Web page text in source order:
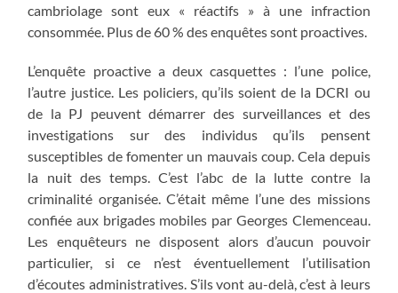
cambriolage sont eux « réactifs » à une infraction
consommée. Plus de 60 % des enquêtes sont proactives.
L’enquête proactive a deux casquettes : l’une police,
l’autre justice. Les policiers, qu’ils soient de la DCRI ou
de la PJ peuvent démarrer des surveillances et des
investigations sur des individus qu’ils pensent
susceptibles de fomenter un mauvais coup. Cela depuis
la nuit des temps. C’est l’abc de la lutte contre la
criminalité organisée. C’était même l’une des missions
confiée aux brigades mobiles par Georges Clemenceau.
Les enquêteurs ne disposent alors d’aucun pouvoir
particulier, si ce n’est éventuellement l’utilisation
d’écoutes administratives. S’ils vont au-delà, c’est à leurs